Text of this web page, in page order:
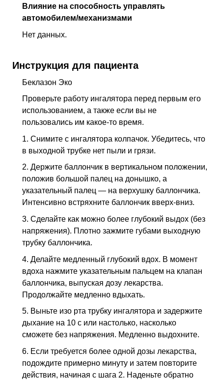
Влияние на способность управлять
автомобилем/механизмами
Нет данных.
Инструкция для пациента
Беклазон Эко
Проверьте работу ингалятора перед первым его
использованием, а также если вы не
пользовались им какое-то время.
1. Снимите с ингалятора колпачок. Убедитесь, что
в выходной трубке нет пыли и грязи.
2. Держите баллончик в вертикальном положении,
положив большой палец на донышко, а
указательный палец — на верхушку баллончика.
Интенсивно встряхните баллончик вверх-вниз.
3. Сделайте как можно более глубокий выдох (без
напряжения). Плотно зажмите губами выходную
трубку баллончика.
4. Делайте медленный глубокий вдох. В момент
вдоха нажмите указательным пальцем на клапан
баллончика, выпуская дозу лекарства.
Продолжайте медленно вдыхать.
5. Выньте изо рта трубку ингалятора и задержите
дыхание на 10 с или настолько, насколько
сможете без напряжения. Медленно выдохните.
6. Если требуется более одной дозы лекарства,
подождите примерно минуту и затем повторите
действия, начиная с шага 2. Наденьте обратно